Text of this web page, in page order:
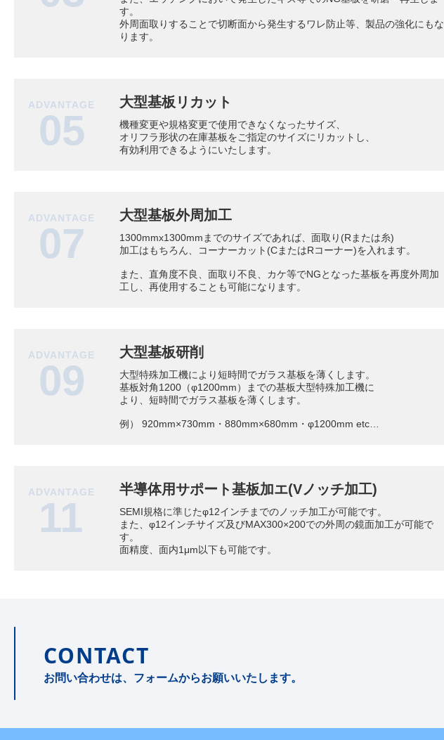
す。
外周面取りすることで切断面から発生するワレ防止等、製品の強化にもな
ります。
ADVANTAGE
05
大型基板リカット
機種変更や規格変更で使用できなくなったサイズ、
オリフラ形状の在庫基板をご指定のサイズにリカットし、
有効利用できるようにいたします。
ADVANTAGE
07
大型基板外周加工
1300mmx1300mmまでのサイズであれば、面取り(Rまたは糸)
加工はもちろん、コーナーカット(CまたはRコーナー)を入れます。
また、直角度不良、面取り不良、カケ等でNGとなった基板を再度外周加
工し、再使用することも可能になります。
ADVANTAGE
09
大型基板研削
大型特殊加工機により短時間でガラス基板を薄くします。
基板対角1200（φ1200mm）までの基板大型特殊加工機に
より、短時間でガラス基板を薄くします。
例） 920mm×730mm・880mm×680mm・φ1200mm etc…
ADVANTAGE
11
半導体用サポート基板加エ(Vノッチ加工)
SEMI規格に準じたφ12インチまでのノッチ加工が可能です。
また、φ12インチサイズ及びMAX300×200での外周の鏡面加工が可能で
す。
面精度、面内1μm以下も可能です。
CONTACT
お問い合わせは、フォームからお願いいたします。